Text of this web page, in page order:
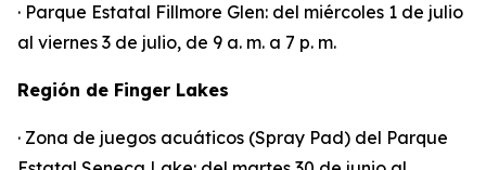
· Parque Estatal Fillmore Glen: del miércoles 1 de julio
al viernes 3 de julio, de 9 a. m. a 7 p. m.
Región de Finger Lakes
· Zona de juegos acuáticos (Spray Pad) del Parque